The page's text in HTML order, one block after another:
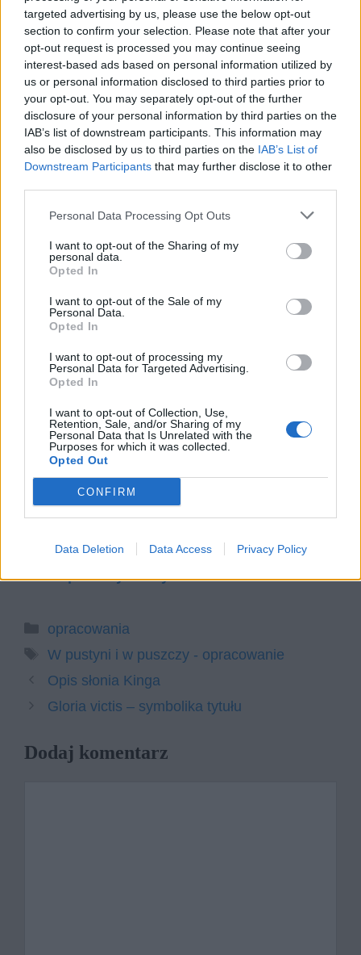
targeted advertising by us, please use the below opt-out
section to confirm your selection. Please note that after your
opt-out request is processed you may continue seeing
interest-based ads based on personal information utilized by
us or personal information disclosed to third parties prior to
your opt-out. You may separately opt-out of the further
disclosure of your personal information by third parties on the
IAB’s list of downstream participants. This information may
also be disclosed by us to third parties on the IAB’s List of
Downstream Participants that may further disclose it to other
Personal Data Processing Opt Outs
I want to opt-out of the Sharing of my
personal data.
Opted In
I want to opt-out of the Sale of my
Personal Data.
Opted In
I want to opt-out of processing my
Personal Data for Targeted Advertising.
Opted In
I want to opt-out of Collection, Use,
Retention, Sale, and/or Sharing of my
Personal Data that Is Unrelated with the
Purposes for which it was collected.
Opted Out
CONFIRM
Data Deletion Data Access Privacy Policy
Cała przygoda w wiosce Wa-hima jest świetnym
Sienkiewicza. Podróżując przez Afrykę na
pewno niejednokrotnie miał okazję do odwiedzin
w podobnych fascynujących i niebezpiecznych
odwiedzin była bezpośrednią inspiracją do
napisania rozdziałów, w których Staś i
zaprzyjaźniają się z plemieniem Wa-hima i
walczą z Sumburu.
Czytaj także:
Opis Port-Said w powieści Pustyni i w
puszczy
W pustyni i w puszczy – bohaterowie
Spotkanie z lwem W pustyni i w
Opis goryla z powieści W pustyni i w
puszczy Henryka Sienkiewicza
Kategorie
opracowania
Tagi
W pustyni i w puszczy - opracowanie
Opis słonia Kinga
Gloria victis – symbolika tytułu
Dodaj komentarz